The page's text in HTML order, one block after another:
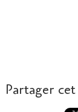
Partager